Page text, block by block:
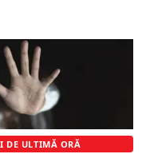
DE ULTIMĂ ORĂ